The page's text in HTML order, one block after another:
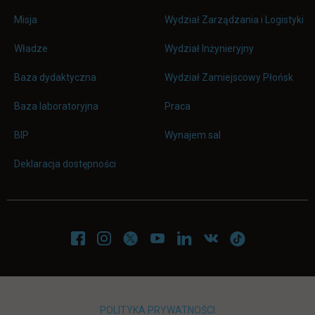
Misja
Władze
Baza dydaktyczna
Baza laboratoryjna
BIP
Deklaracja dostępności
Wydział Zarządzania i Logistyki
Wydział Inżynieryjny
Wydział Zamiejscowy Płońsk
Praca
Wynajem sal
POLITYKA PRYWATNOŚCI